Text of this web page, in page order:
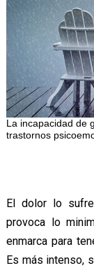
La incapacidad de
trastornos
El dolor lo
provoca lo
enmarca para
Es más intenso,